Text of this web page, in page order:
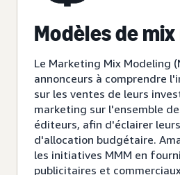
Modèles de
Le Marketing Mix Modeling
annonceurs à comprendre
sur les ventes de leurs
marketing sur l'ensemble
éditeurs, afin d'éclairer
d'allocation budgétaire.
les initiatives MMM en
publicitaires et